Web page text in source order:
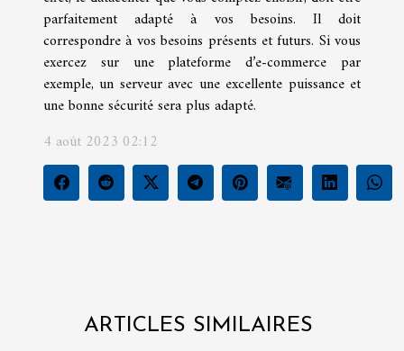
parfaitement adapté à vos besoins. Il doit
correspondre à vos besoins présents et futurs. Si vous
exercez sur une plateforme d’e-commerce par
exemple, un serveur avec une excellente puissance et
une bonne sécurité sera plus adapté.
4 août 2023 02:12
ARTICLES SIMILAIRES